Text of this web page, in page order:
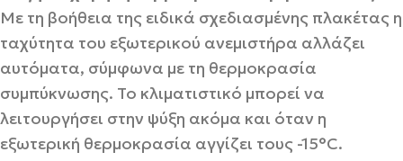
Με τη βοήθεια της ειδικά σχεδιασμένης πλακέτας η
ταχύτητα του εξωτερικού ανεμιστήρα αλλάζει
αυτόματα, σύμφωνα με τη θερμοκρασία
συμπύκνωσης. Το κλιματιστικό μπορεί να
λειτουργήσει στην ψύξη ακόμα και όταν η
εξωτερική θερμοκρασία αγγίζει τους -15°C.